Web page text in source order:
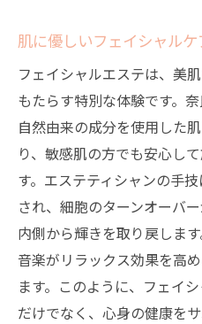
肌に優しいフェイシャル
フェイシャルエステは、美
もたらす特別な体験です。
自然由来の成分を使用した
り、敏感肌の方でも安心し
す。エステティシャンの手
され、細胞のターンオーバ
内側から輝きを取り戻しま
音楽がリラックス効果を高
ます。このように、フェイ
だけでなく、心身の健康を